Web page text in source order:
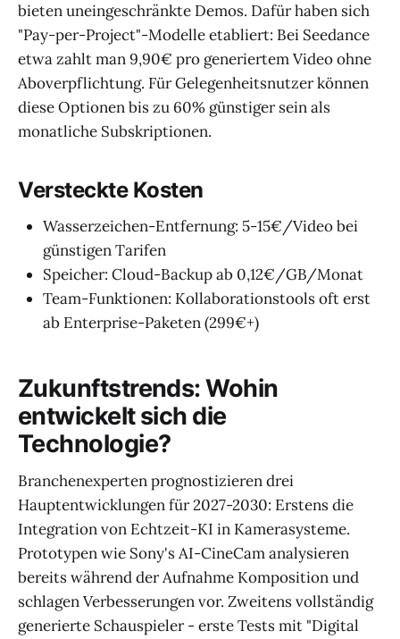
bieten uneingeschränkte Demos. Dafür haben sich
"Pay-per-Project"-Modelle etabliert: Bei Seedance
etwa zahlt man 9,90€ pro generiertem Video ohne
Aboverpflichtung. Für Gelegenheitsnutzer können
diese Optionen bis zu 60% günstiger sein als
monatliche Subskriptionen.
Versteckte Kosten
Wasserzeichen-Entfernung: 5-15€/Video bei
günstigen Tarifen
Speicher: Cloud-Backup ab 0,12€/GB/Monat
Team-Funktionen: Kollaborationstools oft erst
ab Enterprise-Paketen (299€+)
Zukunftstrends: Wohin
entwickelt sich die
Technologie?
Branchenexperten prognostizieren drei
Hauptentwicklungen für 2027-2030: Erstens die
Integration von Echtzeit-KI in Kamerasysteme.
Prototypen wie Sony's AI-CineCam analysieren
bereits während der Aufnahme Komposition und
schlagen Verbesserungen vor. Zweitens vollständig
generierte Schauspieler - erste Tests mit "Digital